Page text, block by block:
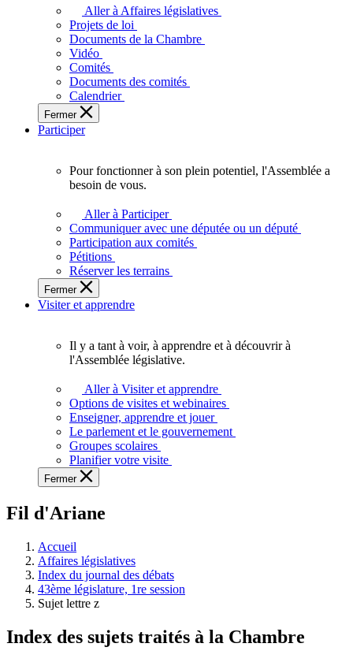
adopte
touchent
des
Ontariennes
et
Aller à Affaires législatives
Projets de loi
Documents de la Chambre
Vidéo
Comités
Documents des comités
Calendrier
Fermer
Participer
plein
potentiel,
l'Assemblée
a
besoin
de
Pour fonctionner à son plein potentiel, l'Assemblée a
besoin de vous.
Aller à Participer
Communiquer avec une députée ou un député
Participation aux comités
Pétitions
Réserver les terrains
Fermer
Visiter et apprendre
voir,
apprendre
et
à
à
législative.
Il y a tant à voir, à apprendre et à découvrir à
l'Assemblée législative.
Aller à Visiter et apprendre
Options de visites et webinaires
Enseigner, apprendre et jouer
Le parlement et le gouvernement
Groupes scolaires
Planifier votre visite
Fermer
Fil d'Ariane
Accueil
Affaires législatives
Index du journal des débats
43ème législature, 1re session
Sujet lettre z
Index des sujets traités à la Chambre